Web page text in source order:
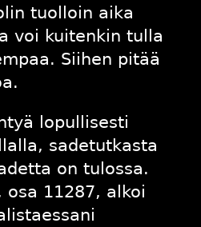
tuolloin aika
voi kuitenkin tulla
Siihen pitää
lopullisesti
sadetutkasta
on tulossa.
osa 11287, alkoi